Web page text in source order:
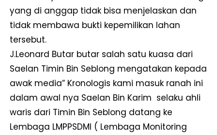
yang di anggap tidak bisa menjelaskan dan
tidak membawa bukti kepemilikan lahan
tersebut.
J.Leonard Butar butar salah satu kuasa dari
Saelan Timin Bin Seblong mengatakan kepada
awak media” Kronologis kami masuk ranah ini
dalam awal nya Saelan Bin Karim selaku ahli
waris dari Timin Bin Seblong datang ke
Lembaga LMPPSDMI ( Lembaga Monitoring